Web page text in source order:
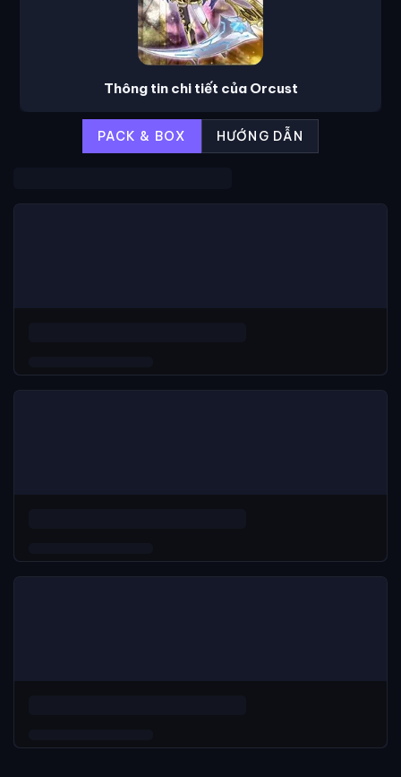
Thông tin chi tiết của Orcust
PACK & BOX HƯỚNG DẪN